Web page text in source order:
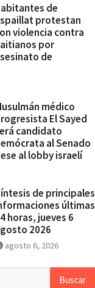
de
protestan
violencia contra
por
de
médico
El Sayed
candidato
al Senado
al lobby israelí
de principales
últimas
horas, jueves 6
2026
agosto 6, 2026